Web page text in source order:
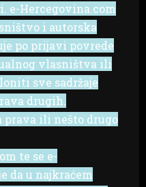
e-Hercegovina.com
i autorska
po prijavi povrede
vlasništva ili
sve sadržaje
drugih.
prava ili nešto drugo
te se e-
da u najkraćem